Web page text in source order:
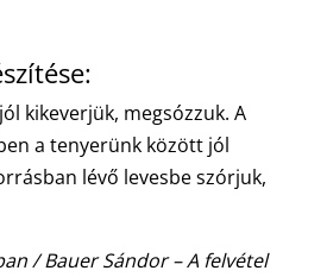
kikeverjük, megsózzuk. A
a tenyerünk között jól
lévő levesbe szórjuk,
/ Bauer Sándor – A felvétel